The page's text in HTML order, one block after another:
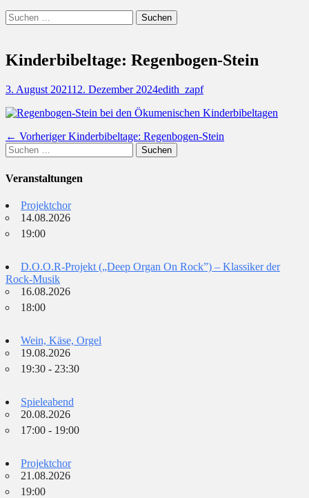
Suchen
Suchen
nach:
Kinderbibeltage: Regenbogen-Stein
Posted
3. August 202112. Dezember 2024Autor
edith_zapf
Beitragsnavigation
← Vorheriger Vorheriger
Kinderbibeltage: Regenbogen-Stein
Suchen
nach:
Veranstaltungen
Projektchor
14.08.2026
19:00
D.O.O.R-Projekt („Deep Organ On Rock”) – Klassiker der
Rock-Musik
16.08.2026
18:00
Wein, Käse, Orgel
19.08.2026
19:30 - 23:30
Spieleabend
20.08.2026
17:00 - 19:00
Projektchor
21.08.2026
19:00